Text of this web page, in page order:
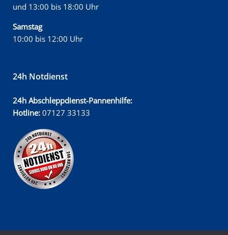
und 13:00 bis 18:00 Uhr
Samstag
10:00 bis 12:00 Uhr
24h Notdienst
24h Abschleppdienst-Pannenhilfe:
Hotline: 07127 33133